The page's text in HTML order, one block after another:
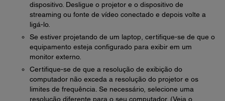
dispositivo. Desligue o projetor e o dispositivo de
streaming ou fonte de vídeo conectado e depois volte a
ligá-lo.
Se estiver projetando de um laptop, certifique-se de que o
equipamento esteja configurado para exibir em um
monitor externo.
Certifique-se de que a resolução de exibição do
computador não exceda a resolução do projetor e os
limites de frequência. Se necessário, selecione uma
resolução diferente para o seu computador. (Veja o